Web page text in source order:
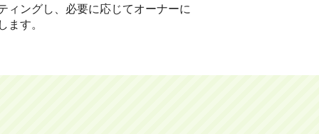
ィングし、必要に応じてオーナーに
ます。